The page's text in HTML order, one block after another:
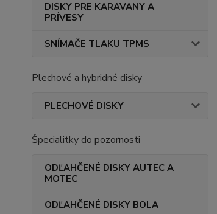
DISKY PRE KARAVANY A
PRÍVESY
SNÍMAČE TLAKU TPMS
Plechové a hybridné disky
PLECHOVÉ DISKY
Špecialitky do pozornosti
ODĽAHČENÉ DISKY AUTEC A
MOTEC
ODĽAHČENÉ DISKY BOLA